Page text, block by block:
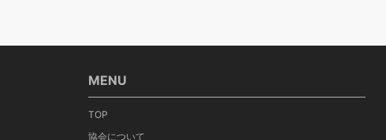
MENU
TOP
協会について